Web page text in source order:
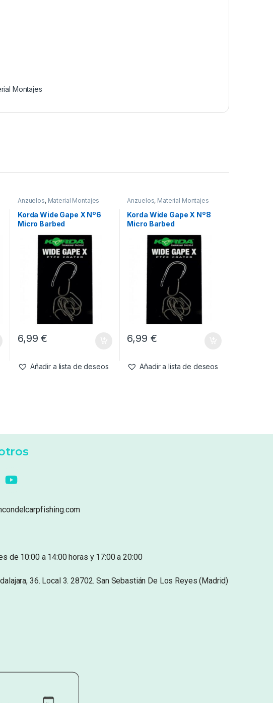
Montajes
Anzuelos, Material Montajes
Korda Wide Gape X Nº6
Micro Barbed
6,99€
Añadir a lista de deseos
Anzuelos, Material Montajes
Korda Wide Gape X Nº8
Micro Barbed
6,99 €
Añadir a lista de deseos
de 10:00 a 14:00 horas y 17:00 a 20:00
36. Local 3. 28702. San Sebastián De Los Reyes (Madrid)